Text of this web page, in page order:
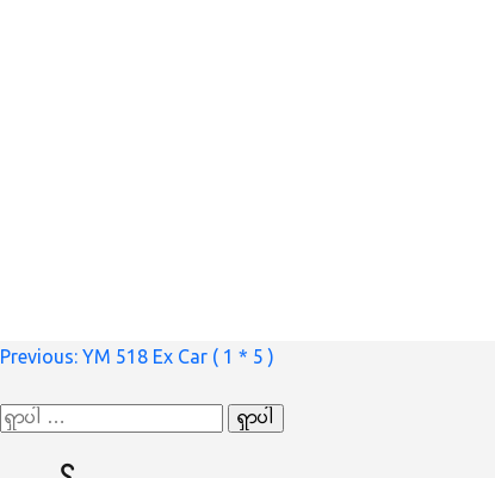
စာမူ
လမ်းကြောင်း
Previous: YM 518 Ex Car ( 1 * 5 )
ရှာ